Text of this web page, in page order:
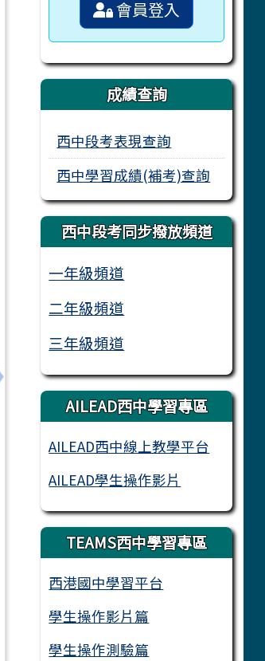
癮防治學術研討會—AI世代的數位
一筆：轉知高雄市私立三信高級家事商
會員登入
成績查詢
西中段考表現查詢
西中學習成績(補考)查詢
西中段考同步撥放頻道
一年級頻道
二年級頻道
三年級頻道
AILEAD西中學習專區
AILEAD西中線上教學平台
AILEAD學生操作影片
TEAMS西中學習專區
西港國中學習平台
學生操作影片篇
學生操作測驗篇